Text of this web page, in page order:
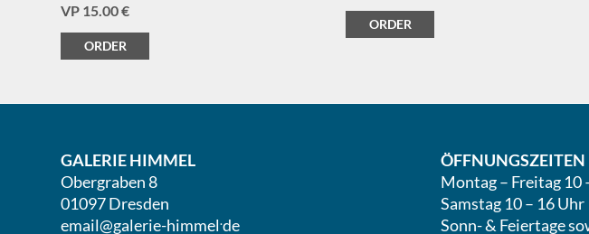
VP 15.00 €
ORDER
ORDER
GALERIE HIMMEL
Obergraben 8
01097 Dresden
email@galerie-himmel.de
ÖFFNUNGSZEITEN
Montag – Freitag 10
Samstag 10 – 16 Uhr
Sonn- & Feiertage